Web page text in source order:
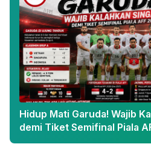
Hidup Mati Garuda! Wajib
demi Tiket Semifinal Piala